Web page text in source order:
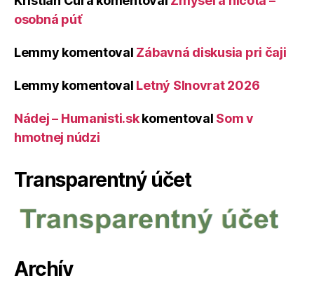
osobná púť
Lemmy komentoval Zábavná diskusia pri čaji
Lemmy komentoval Letný Slnovrat 2026
Nádej – Humanisti.skkomentoval Som v
hmotnej núdzi
Transparentný účet
Archív